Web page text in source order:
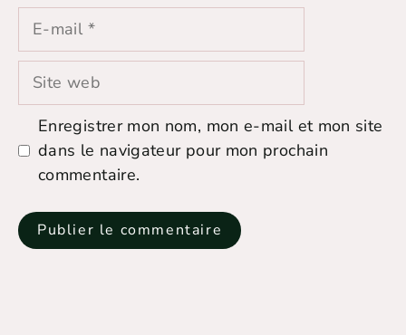
E-
Site
Enregistrer mon nom, mon e-mail et mon site
dans le navigateur pour mon prochain
commentaire.